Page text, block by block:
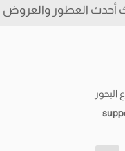
أحدث العطور والعروض